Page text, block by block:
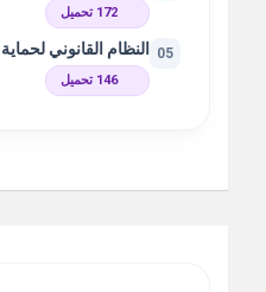
172 تحميل
05 النظام القانوني
146 تحميل